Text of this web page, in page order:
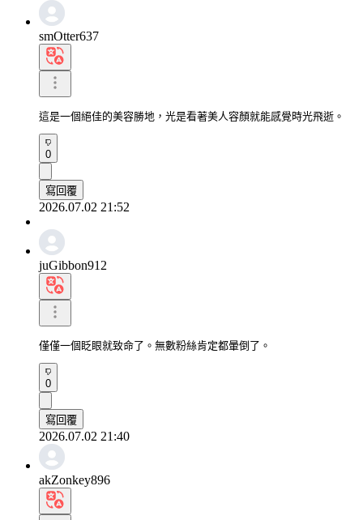
smOtter637
這是一個絕佳的美容勝地，光是看著美人容顏就能感覺時光飛逝。
0
寫回覆
2026.07.02 21:52
juGibbon912
僅僅一個眨眼就致命了。無數粉絲肯定都暈倒了。
0
寫回覆
2026.07.02 21:40
akZonkey896